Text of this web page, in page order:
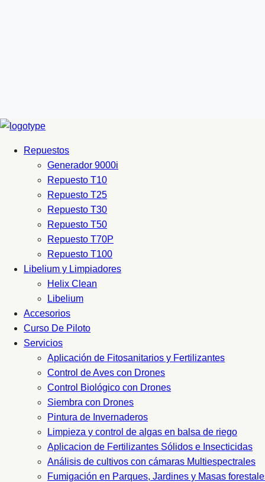
Repuestos
Generador 9000i
Repuesto T10
Repuesto T25
Repuesto T30
Repuesto T50
Repuesto T70P
Repuesto T100
Libelium y Limpiadores
Helix Clean
Libelium
Accesorios
Curso De Piloto
Servicios
Aplicación de Fitosanitarios y Fertilizantes
Control de Aves con Drones
Control Biológico con Drones
Siembra con Drones
Pintura de Invernaderos
Limpieza y control de algas en balsa de riego
Aplicacion de Fertilizantes Sólidos e Insecticidas
Análisis de cultivos con cámaras Multiespectrales
Fumigación en Parques, Jardines y Masas